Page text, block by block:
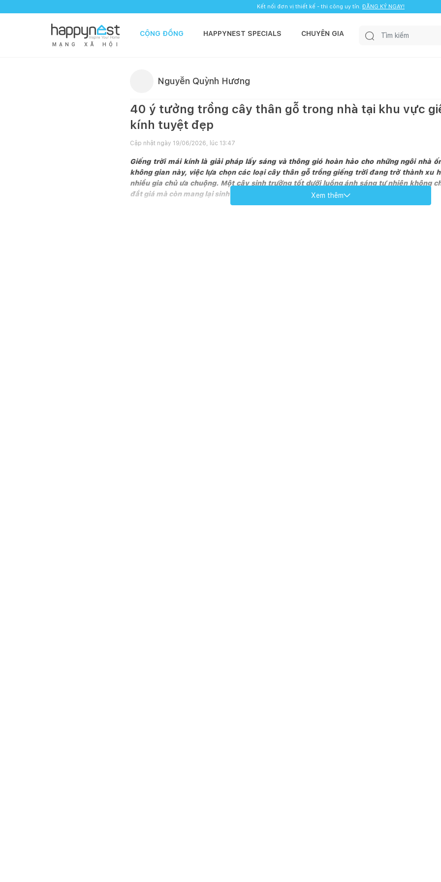
Kết nối đơn vị thiết kế - thi công uy tín. ĐĂNG KÝ NGAY!
M Ạ N G X Ã H Ộ I
CỘNG ĐỒNG HAPPYNEST SPECIALS CHUYÊN GIA
Nguyễn Quỳnh Hương
40 ý tưởng trồng cây thân gỗ trong nhà tại khu vực
kính tuyệt đẹp
Cập nhật ngày 19/06/2026, lúc 13:47
Giếng trời mái kính là giải pháp lấy sáng và thông gió hoàn hảo cho những ngôi nhà
không gian này, việc lựa chọn các loại cây thân gỗ trồng giếng trời đang trở thành xu
nhiều gia chủ ưa chuộng. Một cây sinh trưởng tốt dưới luồng ánh sáng tự nhiên không
đắt giá mà còn mang lại sinh khí cho toàn bộ ngôi nhà.Xem thêm